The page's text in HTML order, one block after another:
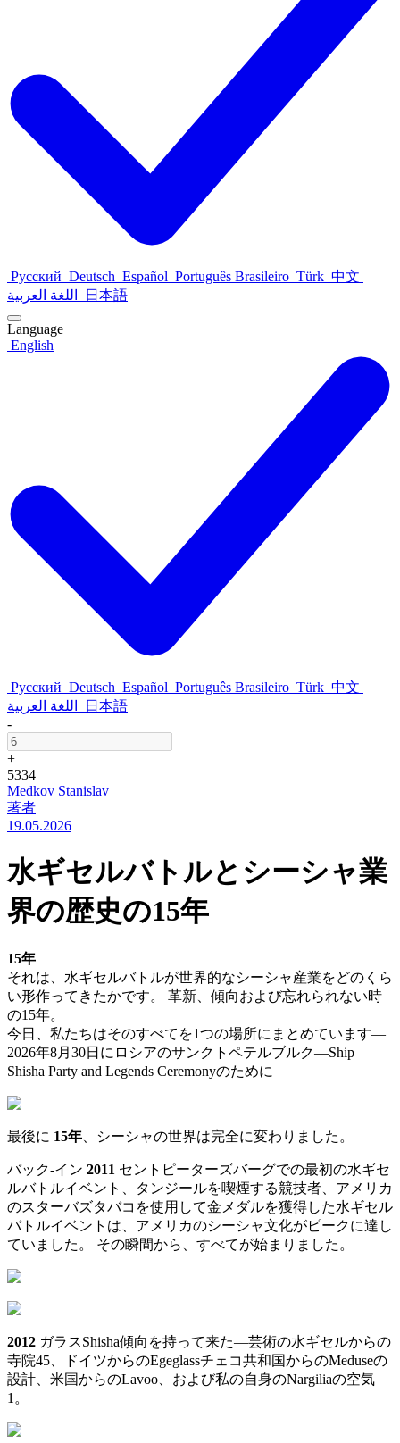
Русский Deutsch Español Português Brasileiro Türk 中文
اللغة العربية
日本語
Language
English
Русский Deutsch Español Português Brasileiro Türk 中文
اللغة العربية
日本語
-
+
5334
Medkov Stanislav
著者
19.05.2026
水ギセルバトルとシーシャ業
界の歴史の15年
15年
それは、水ギセルバトルが世界的なシーシャ産業をどのくら
い形作ってきたかです。 革新、傾向および忘れられない時
の15年。
今日、私たちはそのすべてを1つの場所にまとめています—
2026年8月30日にロシアのサンクトペテルブルク—Ship
Shisha Party and Legends Ceremonyのために
最後に 15年、シーシャの世界は完全に変わりました。
バック-イン 2011 セントピーターズバーグでの最初の水ギセ
ルバトルイベント、タンジールを喫煙する競技者、アメリカ
のスターバズタバコを使用して金メダルを獲得した水ギセル
バトルイベントは、アメリカのシーシャ文化がピークに達し
ていました。 その瞬間から、すべてが始まりました。
2012 ガラスShisha傾向を持って来た—芸術の水ギセルからの
寺院45、ドイツからのEgeglassチェコ共和国からのMeduseの
設計、米国からのLavoo、および私の自身のNargiliaの空気
1。